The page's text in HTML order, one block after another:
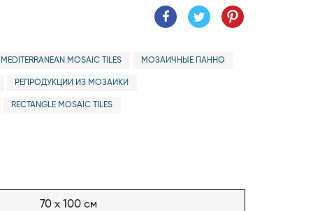
MEDITERRANEAN MOSAIC TILES МОЗАИЧНЫЕ ПАННО
РЕПРОДУКЦИИ ИЗ МОЗАИКИ
RECTANGLE MOSAIC TILES
70 x 100 см